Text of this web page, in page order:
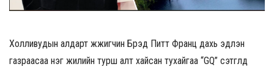
Холливудын алдарт жүжигчин Брэд Питт Франц дахь эдлэн
газраасаа нэг жилийн турш алт хайсан тухайгаа “GQ” сэтгүүлд